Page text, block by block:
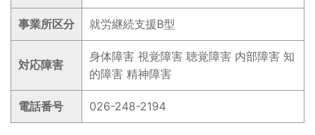
事業所区分 就労継続支援B型
対応障害
身体障害 視覚障害 聴覚障害 内部障害 知
的障害 精神障害
電話番号 026-248-2194